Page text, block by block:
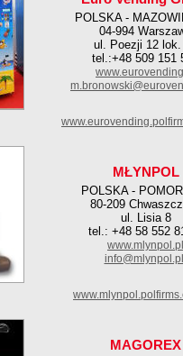
POLSKA -
04-994
ul. Poezji 12
tel.:+48 509 151
MŁYNPOL
POLSKA -
80-209
ul. Lisia 8
tel.: +48 58 552
www.mlynpol.pl
info@mlynpol.pl
MAGOREX